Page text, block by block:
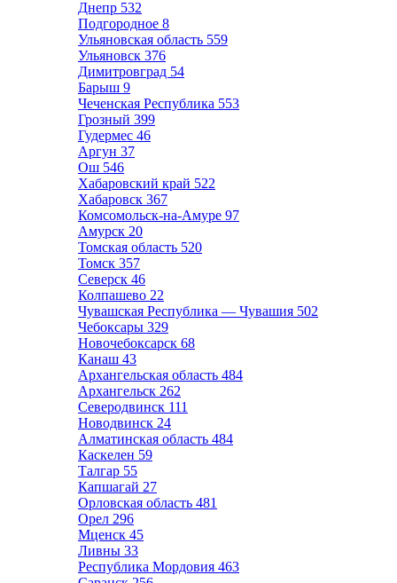
Днепр 532
Подгородное 8
Ульяновская область 559
Ульяновск 376
Димитровград 54
Барыш 9
Чеченская Республика 553
Грозный 399
Гудермес 46
Аргун 37
Ош 546
Хабаровский край 522
Хабаровск 367
Комсомольск-на-Амуре 97
Амурск 20
Томская область 520
Томск 357
Северск 46
Колпашево 22
Чувашская Республика — Чувашия 502
Чебоксары 329
Новочебоксарск 68
Канаш 43
Архангельская область 484
Архангельск 262
Северодвинск 111
Новодвинск 24
Алматинская область 484
Каскелен 59
Талгар 55
Капшагай 27
Орловская область 481
Орел 296
Мценск 45
Ливны 33
Республика Мордовия 463